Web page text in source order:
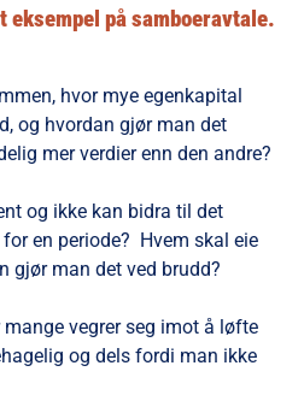
på samboeravtale.
hvor mye egenkapital
og hvordan gjør man det
mer verdier enn den andre?
og ikke kan bidra til det
en periode? Hvem skal eie
gjør man det ved brudd?
vegrer seg imot å løfte
og dels fordi man ikke